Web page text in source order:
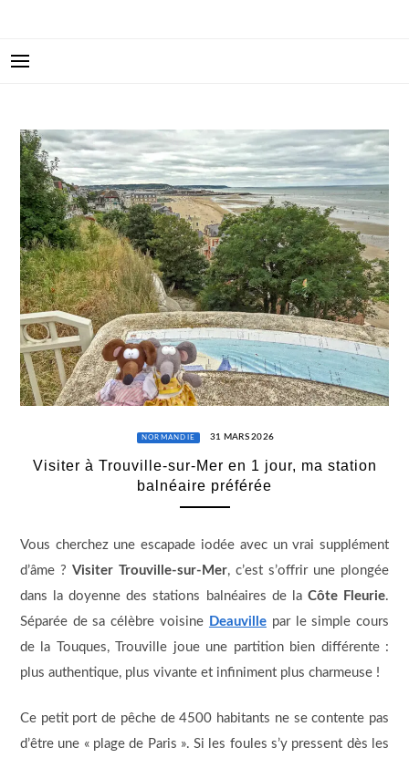
NORMANDIE 31 MARS 2026
Visiter à Trouville-sur-Mer en 1 jour, ma station
balnéaire préférée
Vous cherchez une escapade iodée avec un vrai supplément
d’âme ? Visiter Trouville-sur-Mer, c’est s’offrir une plongée
dans la doyenne des stations balnéaires de laCôte Fleurie.
Séparée de sa célèbre voisine Deauvillepar le simple cours
de la Touques, Trouville joue une partition bien différente :
plus authentique, plus vivante et infiniment plus charmeuse !
Ce petit port de pêche de 4500 habitants ne se contente pas
d’être une « plage de Paris ». Si les foules s’y pressent dès les